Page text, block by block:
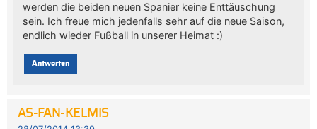
werden die beiden neuen Spanier keine Enttäuschung
sein. Ich freue mich jedenfalls sehr auf die neue Saison,
endlich wieder Fußball in unserer Heimat :)
Antworten
AS-FAN-KELMIS